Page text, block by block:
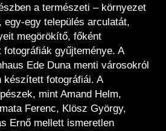
a természeti – környezet
egy település arculatát,
megörökítő, főként
gyűjteménye. A
Ede Duna menti városokról
készített fotográfiái. A
mint Amand Helm,
Ferenc, Klösz György,
Ernő mellett ismeretlen